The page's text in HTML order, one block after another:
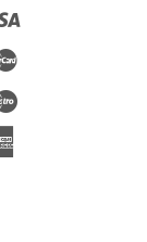
Maestro